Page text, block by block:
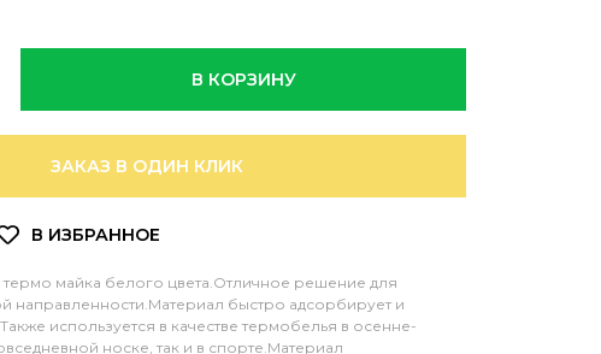
В КОРЗИНУ
ЗАКАЗ В ОДИН КЛИК
майка белого цвета.Отличное решение для
направленности.Материал быстро адсорбирует и
используется в качестве термобелья в осенне-
носке, так и в спорте.Материал